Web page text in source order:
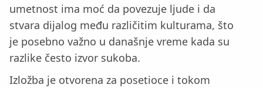
umetnost ima moć da povezuje ljude i da
stvara dijalog među različitim kulturama, što
je posebno važno u današnje vreme kada su
razlike često izvor sukoba.
Izložba je otvorena za posetioce i tokom